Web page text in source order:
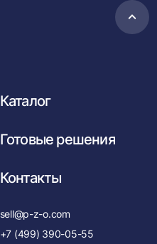
в
Каталог
Готовые решения
Контакты
sell@p-z-o.com
+7 (499) 390-05-55